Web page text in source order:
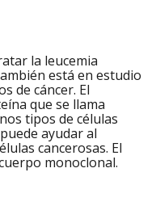
la leucemia
está en estudio
de cáncer. El
que se llama
tipos de células
ayudar al
cancerosas. El
monoclonal.